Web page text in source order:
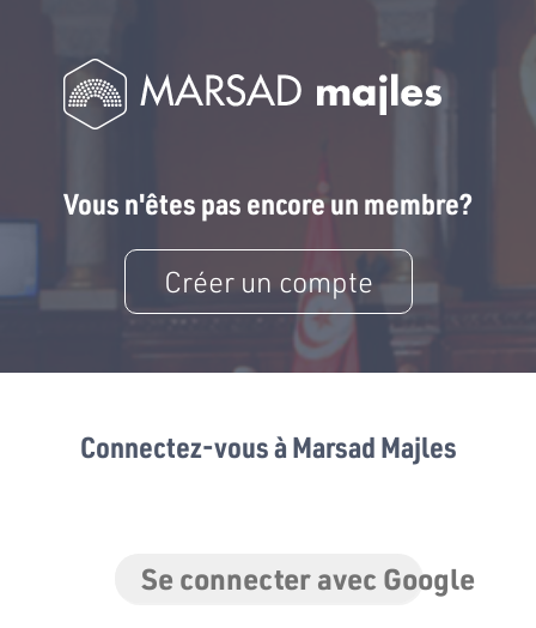
Vous n'êtes pas encore un membre?
Créer un compte
Connectez-vous à Marsad Majles
Se connecter avec Google